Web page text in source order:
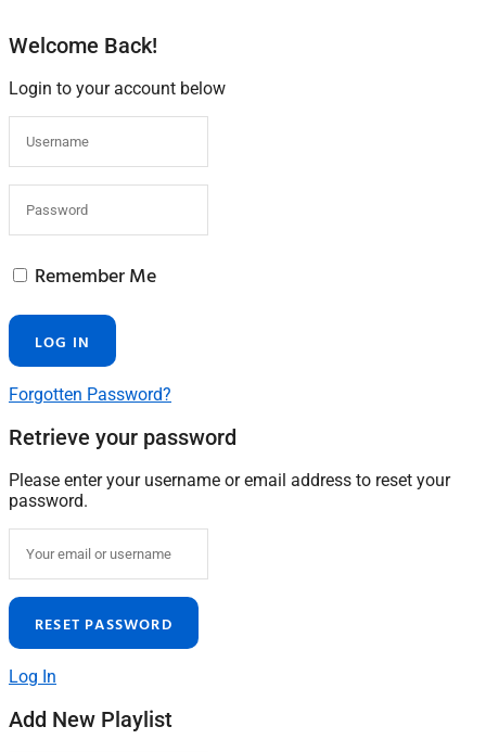
Welcome Back!
Login to your account below
Remember Me
Forgotten Password?
Retrieve your password
Please enter your username or email address to reset your
password.
Log In
Add New Playlist